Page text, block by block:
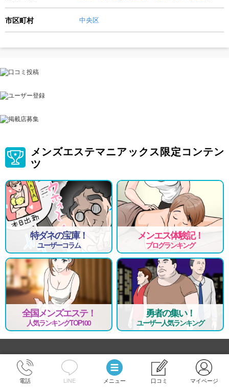
市区町村 中央区
電話 LINE メニュー 口コミ マイページ
メンズエステマニアックス限定コンテン
ツ
特ダネの宝庫！
ユーザーコラム
メンエス体験記！
ブログランキング
全国メンズエステ！
人気ランキングTOP100
勇者の集い！
ユーザー人気ランキング